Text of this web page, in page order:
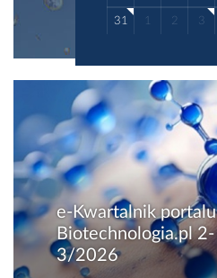
31 1 2 3
e-Kwartalnik portalu
Biotechnologia.pl 2-
3/2026